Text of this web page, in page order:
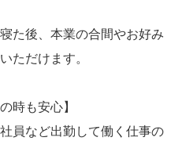
た後、本業の合間やお好み
ただけます。
時も安心】
員など出勤して働く仕事の